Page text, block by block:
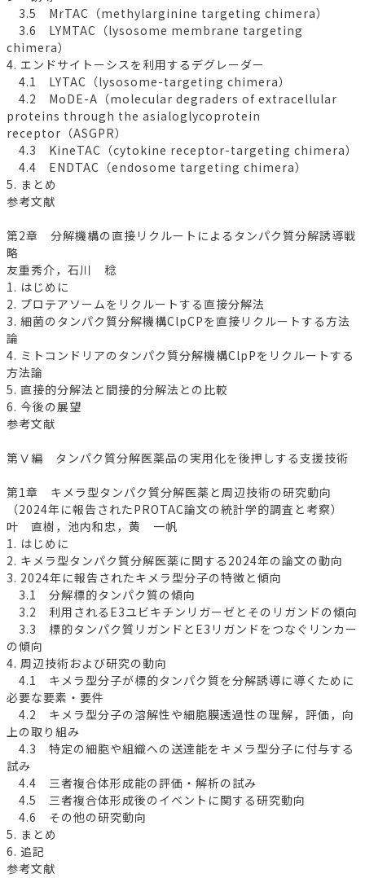
3.5 MrTAC（methylarginine targeting chimera）
3.6 LYMTAC（lysosome membrane targeting
chimera）
4. エンドサイトーシスを利用するデグレーダー
4.1 LYTAC（lysosome-targeting chimera）
4.2 MoDE-A（molecular degraders of extracellular
proteins through the asialoglycoprotein
receptor（ASGPR）
4.3 KineTAC（cytokine receptor-targeting chimera）
4.4 ENDTAC（endosome targeting chimera）
5. まとめ
参考文献
第2章 分解機構の直接リクルートによるタンパク質分解誘導戦
略
友重秀介，石川 稔
1. はじめに
2. プロテアソームをリクルートする直接分解法
3. 細菌のタンパク質分解機構ClpCPを直接リクルートする方法
論
4. ミトコンドリアのタンパク質分解機構ClpPをリクルートする
方法論
5. 直接的分解法と間接的分解法との比較
6. 今後の展望
参考文献
第Ⅴ編 タンパク質分解医薬品の実用化を後押しする支援技術
第1章 キメラ型タンパク質分解医薬と周辺技術の研究動向
（2024年に報告されたPROTAC論文の統計学的調査と考察）
叶 直樹，池内和忠，黄 一帆
1. はじめに
2. キメラ型タンパク質分解医薬に関する2024年の論文の動向
3. 2024年に報告されたキメラ型分子の特徴と傾向
3.1 分解標的タンパク質の傾向
3.2 利用されるE3ユビキチンリガーゼとそのリガンドの傾向
3.3 標的タンパク質リガンドとE3リガンドをつなぐリンカー
の傾向
4. 周辺技術および研究の動向
4.1 キメラ型分子が標的タンパク質を分解誘導に導くために
必要な要素・要件
4.2 キメラ型分子の溶解性や細胞膜透過性の理解，評価，向
上の取り組み
4.3 特定の細胞や組織への送達能をキメラ型分子に付与する
試み
4.4 三者複合体形成能の評価・解析の試み
4.5 三者複合体形成後のイベントに関する研究動向
4.6 その他の研究動向
5. まとめ
6. 追記
参考文献